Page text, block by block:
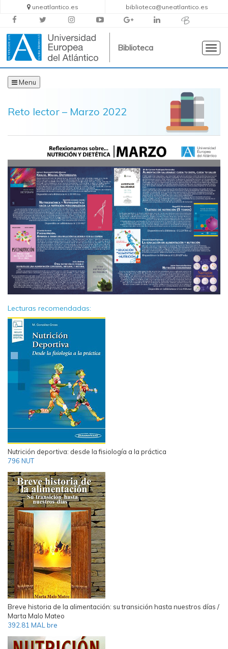
uneatlantico.es biblioteca@uneatlantico.es
Biblioteca
Menu
Reto lector – Marzo 2022
Lecturas recomendadas:
Nutrición deportiva: desde la fisiología a la práctica
796 NUT
Breve historia de la alimentación: su transición hasta nuestros días /
Marta Malo Mateo
392.81 MAL bre